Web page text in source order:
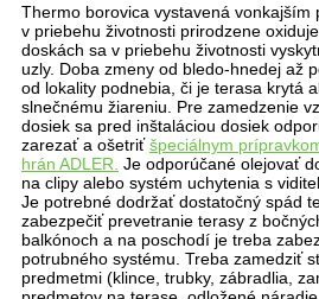
Thermo borovica vystavená vonkajším
v priebehu životnosti prirodzene
doskách sa v priebehu životnosti
uzly. Doba zmeny od bledo-hnedej až
od lokality podnebia, či je terasa krytá
slnečnému žiareniu. Pre zamedzenie
dosiek sa pred inštaláciou dosiek
zarezať a ošetriťšpeciálnym
hrán ADLER. Je odporúčané olejovať
na clipy alebo systém uchytenia s
Je potrebné dodržať dostatočný spád
zabezpečiť prevetranie terasy z
balkónoch a na poschodí je treba
potrubného systému. Treba zamedziť
predmetmi (klince, trubky, zábradlia,